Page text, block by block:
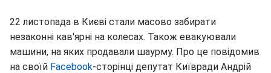
22 листопада в Києві стали масово забирати
незаконні кав'ярні на колесах. Також евакуювали
машини, на яких продавали шаурму. Про це повідомив
на своїй Facebook-сторінці депутат Київради Андрій